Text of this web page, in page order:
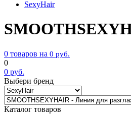
SexyHair
0 товаров на 0 руб.
0
0 руб.
Выбери бренд
Каталог товаров